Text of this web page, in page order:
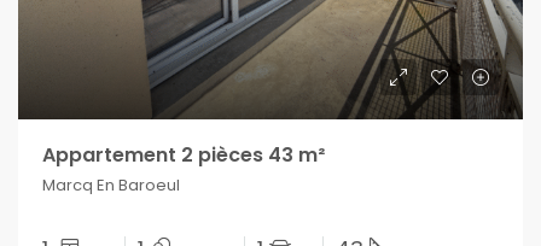
Appartement 2 pièces 43 m²
Marcq En Baroeul